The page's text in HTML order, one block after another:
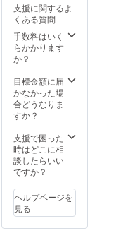
支援に関するよ
くある質問
手数料はいく
らかかります
か？
目標金額に届
かなかった場
合どうなりま
すか？
支援で困った
時はどこに相
談したらいい
ですか？
ヘルプページを
見る